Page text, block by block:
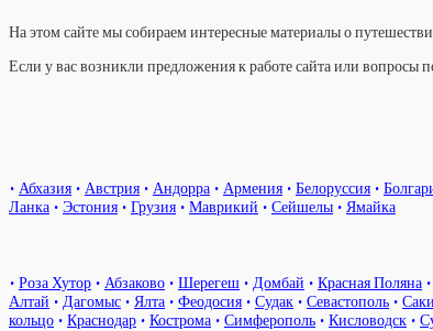
На этом сайте мы собираем интересные материалы о
Если у вас возникли предложения к работе сайта или
• Абхазия • Австрия • Андорра • Армения • Белоруссия •
Ланка • Эстония • Грузия • Маврикий • Сейшелы • Ямайка
• Роза Хутор • Абзаково • Шерегеш • Домбай • Красная Поляна •
Алтай • Дагомыс • Ялта • Феодосия • Судак • Севастополь • Саки
кольцо • Краснодар • Кострома • Симферополь • Кисловодск •